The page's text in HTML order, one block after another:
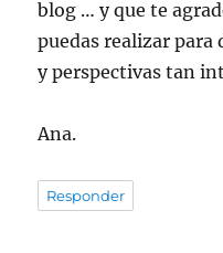
blog … y que te
puedas realizar para
y perspectivas tan
Ana.
Responder